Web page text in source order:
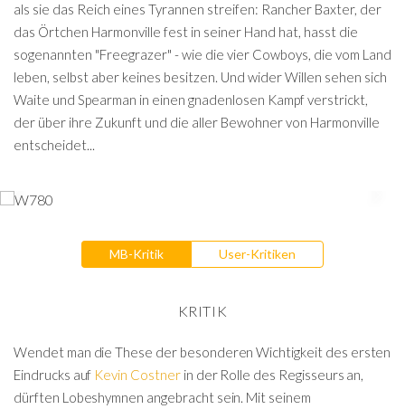
als sie das Reich eines Tyrannen streifen: Rancher Baxter, der
das Örtchen Harmonville fest in seiner Hand hat, hasst die
sogenannten "Freegrazer" - wie die vier Cowboys, die vom Land
leben, selbst aber keines besitzen. Und wider Willen sehen sich
Waite und Spearman in einen gnadenlosen Kampf verstrickt,
der über ihre Zukunft und die aller Bewohner von Harmonville
entscheidet...
MB-Kritik User-Kritiken
KRITIK
Wendet man die These der besonderen Wichtigkeit des ersten
Eindrucks auf Kevin Costnerin der Rolle des Regisseurs an,
dürften Lobeshymnen angebracht sein. Mit seinem